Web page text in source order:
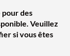
des
Veuillez
si vous êtes